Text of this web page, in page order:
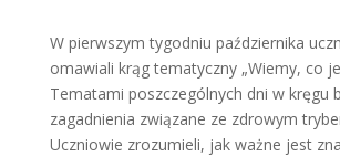
W pierwszym tygodniu października
omawiali krąg tematyczny „Wiemy, co
Tematami poszczególnych dni w kręgu
zagadnienia związane ze zdrowym
Uczniowie zrozumieli, jak ważne jest